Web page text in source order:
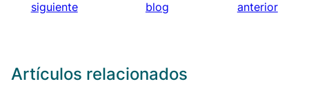
siguiente
blog
anterior
Artículos relacionados